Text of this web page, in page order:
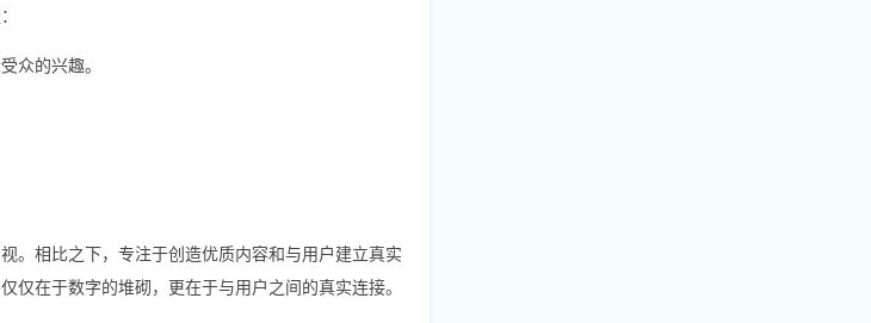
众的兴趣。
。相比之下，专注于创造优质内容和与用户建立真实
在于数字的堆砌，更在于与用户之间的真实连接。